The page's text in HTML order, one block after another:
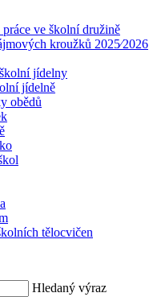
ve školní družině
kroužků 2025⁄2026
jídelny
jídelně
obědů
tělocvičen
Hledaný výraz